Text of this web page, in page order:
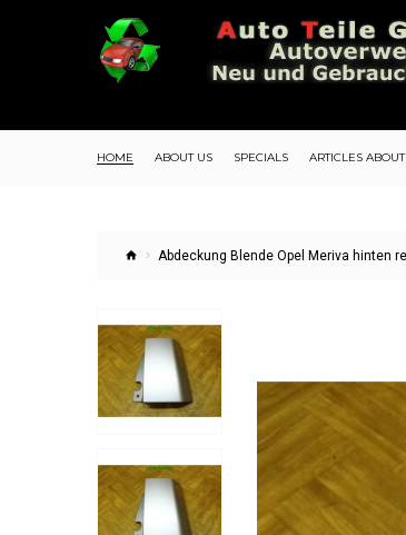
HOME ABOUT US SPECIALS ARTICLES
Abdeckung Blende Opel Meriva hinten